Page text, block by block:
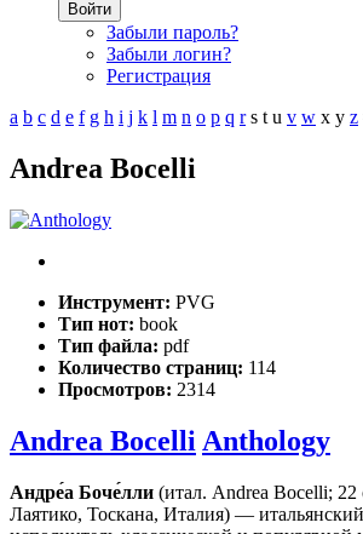
Войти
Забыли пароль?
Забыли логин?
Регистрация
a b c d e f g h i j k l m n o p q r s t u v w x y z
Andrea Bocelli
Инструмент: PVG
Тип нот: book
Тип файла: pdf
Количество страниц: 114
Просмотров: 2314
Andrea Bocelli Anthology
Андре́а Боче́лли (итал. Andrea Bocelli; 22
Лаятико, Тоскана, Италия) —